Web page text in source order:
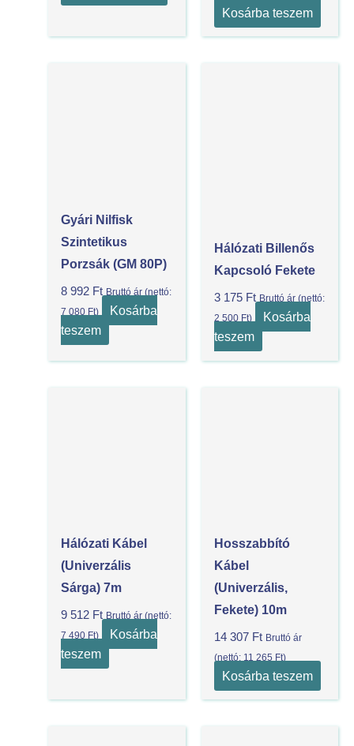
Kosárba teszem
Gyári Nilfisk
Szintetikus
Porzsák (GM 80P)
8 992 Ft Bruttó ár (nettó:
7 080 Ft)
Kosárba
teszem
Hálózati Billenős
Kapcsoló Fekete
3 175 Ft Bruttó ár (nettó:
2 500 Ft)
Kosárba
teszem
Hálózati Kábel
(univerzális
Sárga) 7m
9 512 Ft Bruttó ár (nettó:
7 490 Ft)
Kosárba
teszem
Hosszabbító
Kábel
(univerzális,
Fekete) 10m
14 307 Ft Bruttó ár
(nettó: 11 265 Ft)
Kosárba teszem